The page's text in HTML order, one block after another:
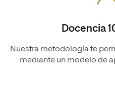
Docencia
Nuestra metodología te
mediante un modelo de